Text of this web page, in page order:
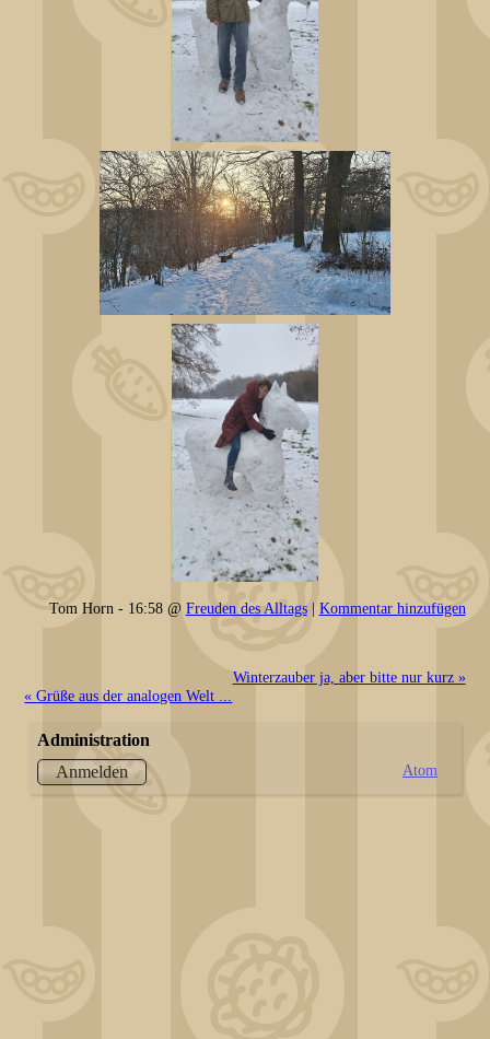
Tom Horn - 16:58 @ Freuden des Alltags| Kommentar hinzufügen
Winterzauber ja, aber bitte nur kurz »
« Grüße aus der analogen Welt ...
Administration
Anmelden
Atom